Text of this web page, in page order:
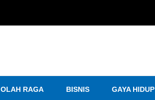
OLAH RAGA BISNIS GAYA HIDUP